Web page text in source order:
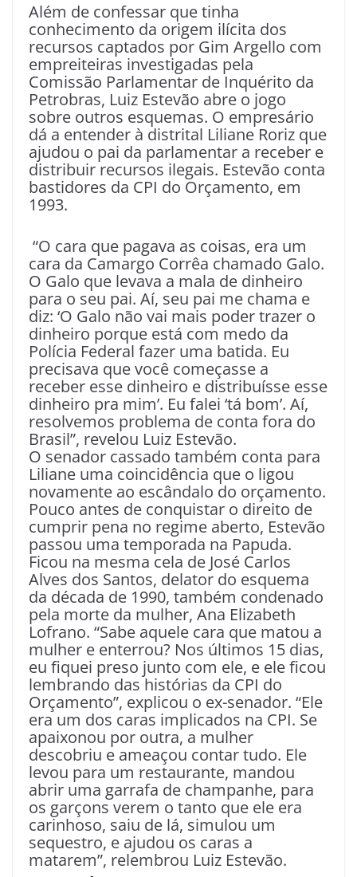
Além de confessar que tinha
conhecimento da origem ilícita dos
recursos captados por Gim Argello com
empreiteiras investigadas pela
Comissão Parlamentar de Inquérito da
Petrobras, Luiz Estevão abre o jogo
sobre outros esquemas. O empresário
dá a entender à distrital Liliane Roriz que
ajudou o pai da parlamentar a receber e
distribuir recursos ilegais. Estevão conta
bastidores da CPI do Orçamento, em
1993.
“O cara que pagava as coisas, era um
cara da Camargo Corrêa chamado Galo.
O Galo que levava a mala de dinheiro
para o seu pai. Aí, seu pai me chama e
diz: ‘O Galo não vai mais poder trazer o
dinheiro porque está com medo da
Polícia Federal fazer uma batida. Eu
precisava que você começasse a
receber esse dinheiro e distribuísse esse
dinheiro pra mim’. Eu falei ‘tá bom’. Aí,
resolvemos problema de conta fora do
Brasil”, revelou Luiz Estevão.
O senador cassado também conta para
Liliane uma coincidência que o ligou
novamente ao escândalo do orçamento.
Pouco antes de conquistar o direito de
cumprir pena no regime aberto, Estevão
passou uma temporada na Papuda.
Ficou na mesma cela de José Carlos
Alves dos Santos, delator do esquema
da década de 1990, também condenado
pela morte da mulher, Ana Elizabeth
Lofrano. “Sabe aquele cara que matou a
mulher e enterrou? Nos últimos 15 dias,
eu fiquei preso junto com ele, e ele ficou
lembrando das histórias da CPI do
Orçamento”, explicou o ex-senador. “Ele
era um dos caras implicados na CPI. Se
apaixonou por outra, a mulher
descobriu e ameaçou contar tudo. Ele
levou para um restaurante, mandou
abrir uma garrafa de champanhe, para
os garçons verem o tanto que ele era
carinhoso, saiu de lá, simulou um
sequestro, e ajudou os caras a
matarem”, relembrou Luiz Estevão.